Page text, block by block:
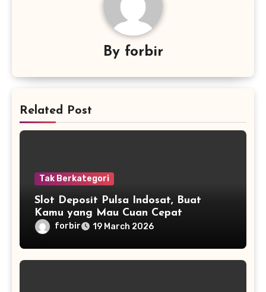
By forbir
Related Post
Tak Berkategori
Slot Deposit Pulsa Indosat, Buat
Kamu yang Mau Cuan Cepat
forbir 19 March 2026